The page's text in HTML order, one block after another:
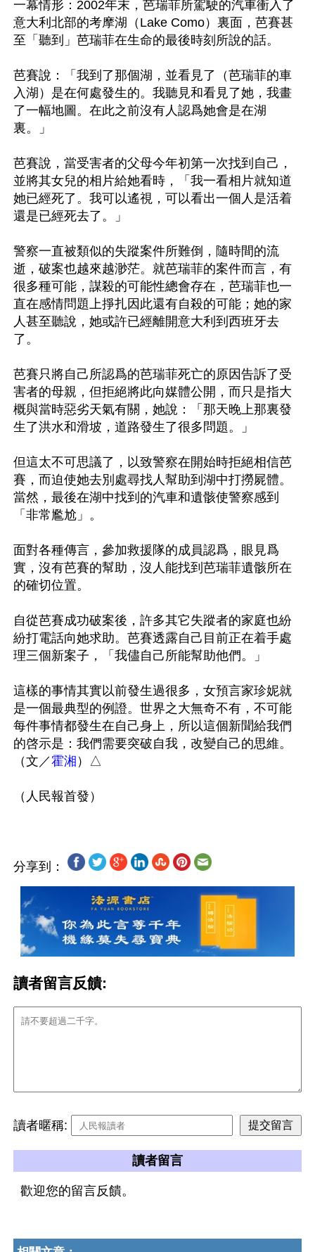
一幕情形：2002年末，芭瑞菲所駕駛的汽車衝入了
意大利北部的考摩湖（Lake Como）裏面，芭賽甚
至「聽到」芭瑞菲在生命的最後時刻所說的話。
芭賽說：「我到了那個湖，並看見了（芭瑞菲的車
入湖）是在何處發生的。我聽見和看見了她，我畫
了一幅地圖。在此之前沒有人認爲她會是在湖
裏。」
芭賽說，當受害者的父母今年初第一次找到自己，
並將其女兒的相片給她看時，「我一看相片就知道
她已經死了。我可以遙視，可以看出一個人是活着
還是已經死去了。」
警察一直被類似的失蹤案件所難倒，隨時間的流
逝，破案也越來越渺茫。就芭瑞菲的案件而言，有
很多種可能，謀殺的可能性總會存在，芭瑞菲也一
直在感情問題上掙扎因此還有自殺的可能；她的家
人甚至聽說，她或許已經離開意大利到西班牙去
了。
芭賽只將自己所認爲的芭瑞菲死亡的原因告訴了受
害者的母親，但拒絕將此向媒體公開，而只是指大
概與當時惡劣天氣有關，她說：「那天晚上那裏發
生了洪水和滑坡，道路發生了很多問題。」
但這太不可思議了，以致警察在開始時拒絕相信芭
賽，而迫使她去別處尋找人幫助到湖中打撈屍體。
當然，最後在湖中找到的汽車和遺骸使警察感到
「非常尷尬」。
面對各種傳言，參加救援隊的成員認爲，眼見爲
實，沒有芭賽的幫助，沒人能找到芭瑞菲遺骸所在
的確切位置。
自從芭賽成功破案後，許多其它失蹤者的家庭也紛
紛打電話向她求助。芭賽透露自己目前正在着手處
理三個新案子，「我儘自己所能幫助他們。」
這樣的事情其實以前發生過很多，女預言家珍妮就
是一個最典型的例證。世界之大無奇不有，不可能
每件事情都發生在自己身上，所以這個新聞給我們
的啓示是：我們需要突破自我，改變自己的思維。
（文／霍湘 ）△
分享到：
讀者留言反饋:
讀者暱稱:
讀者留言
歡迎您的留言反饋。